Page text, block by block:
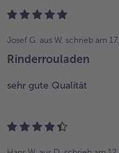
Josef G. aus W. schrieb am
Rinderrouladen
sehr gute Qualität